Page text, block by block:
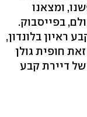
ומצאנו
בפייסבוק.
ראיון בלונדון,
חופית גולן
דיירת קבע